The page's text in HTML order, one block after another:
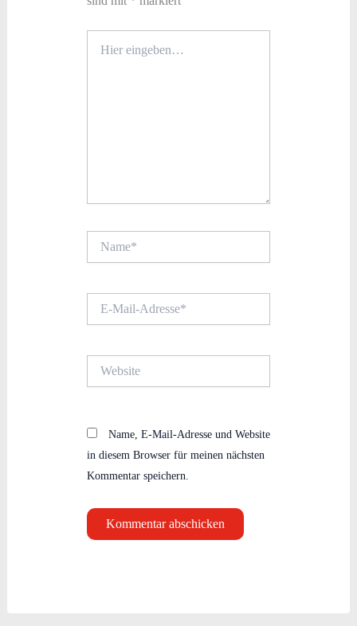
eingeben…
Mail-
Name, E-Mail-Adresse und Website
in diesem Browser für meinen nächsten
Kommentar speichern.